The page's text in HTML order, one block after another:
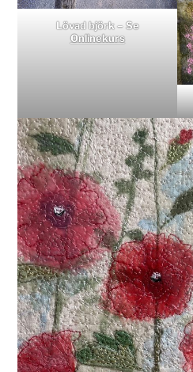
Lövad björk – Se
Onlinekurs